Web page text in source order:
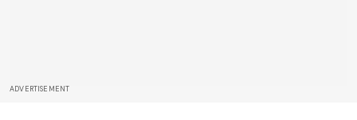
ADVERTISEMENT